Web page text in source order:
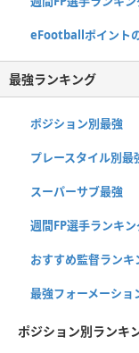
eFootballポイント
最強ランキング
ポジション別最強
プレースタイル別最
スーパーサブ最強
週間FP選手ランキ
おすすめ監督ランキ
最強フォーメーショ
ポジション別ランキ